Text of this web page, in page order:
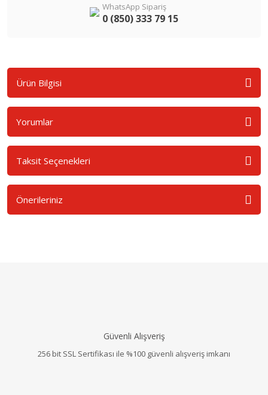
WhatsApp Sipariş
0 (850) 333 79 15
Ürün Bilgisi
Yorumlar
Taksit Seçenekleri
Önerileriniz
Güvenli Alışveriş
256 bit SSL Sertifikası ile %100 güvenli alışveriş imkanı